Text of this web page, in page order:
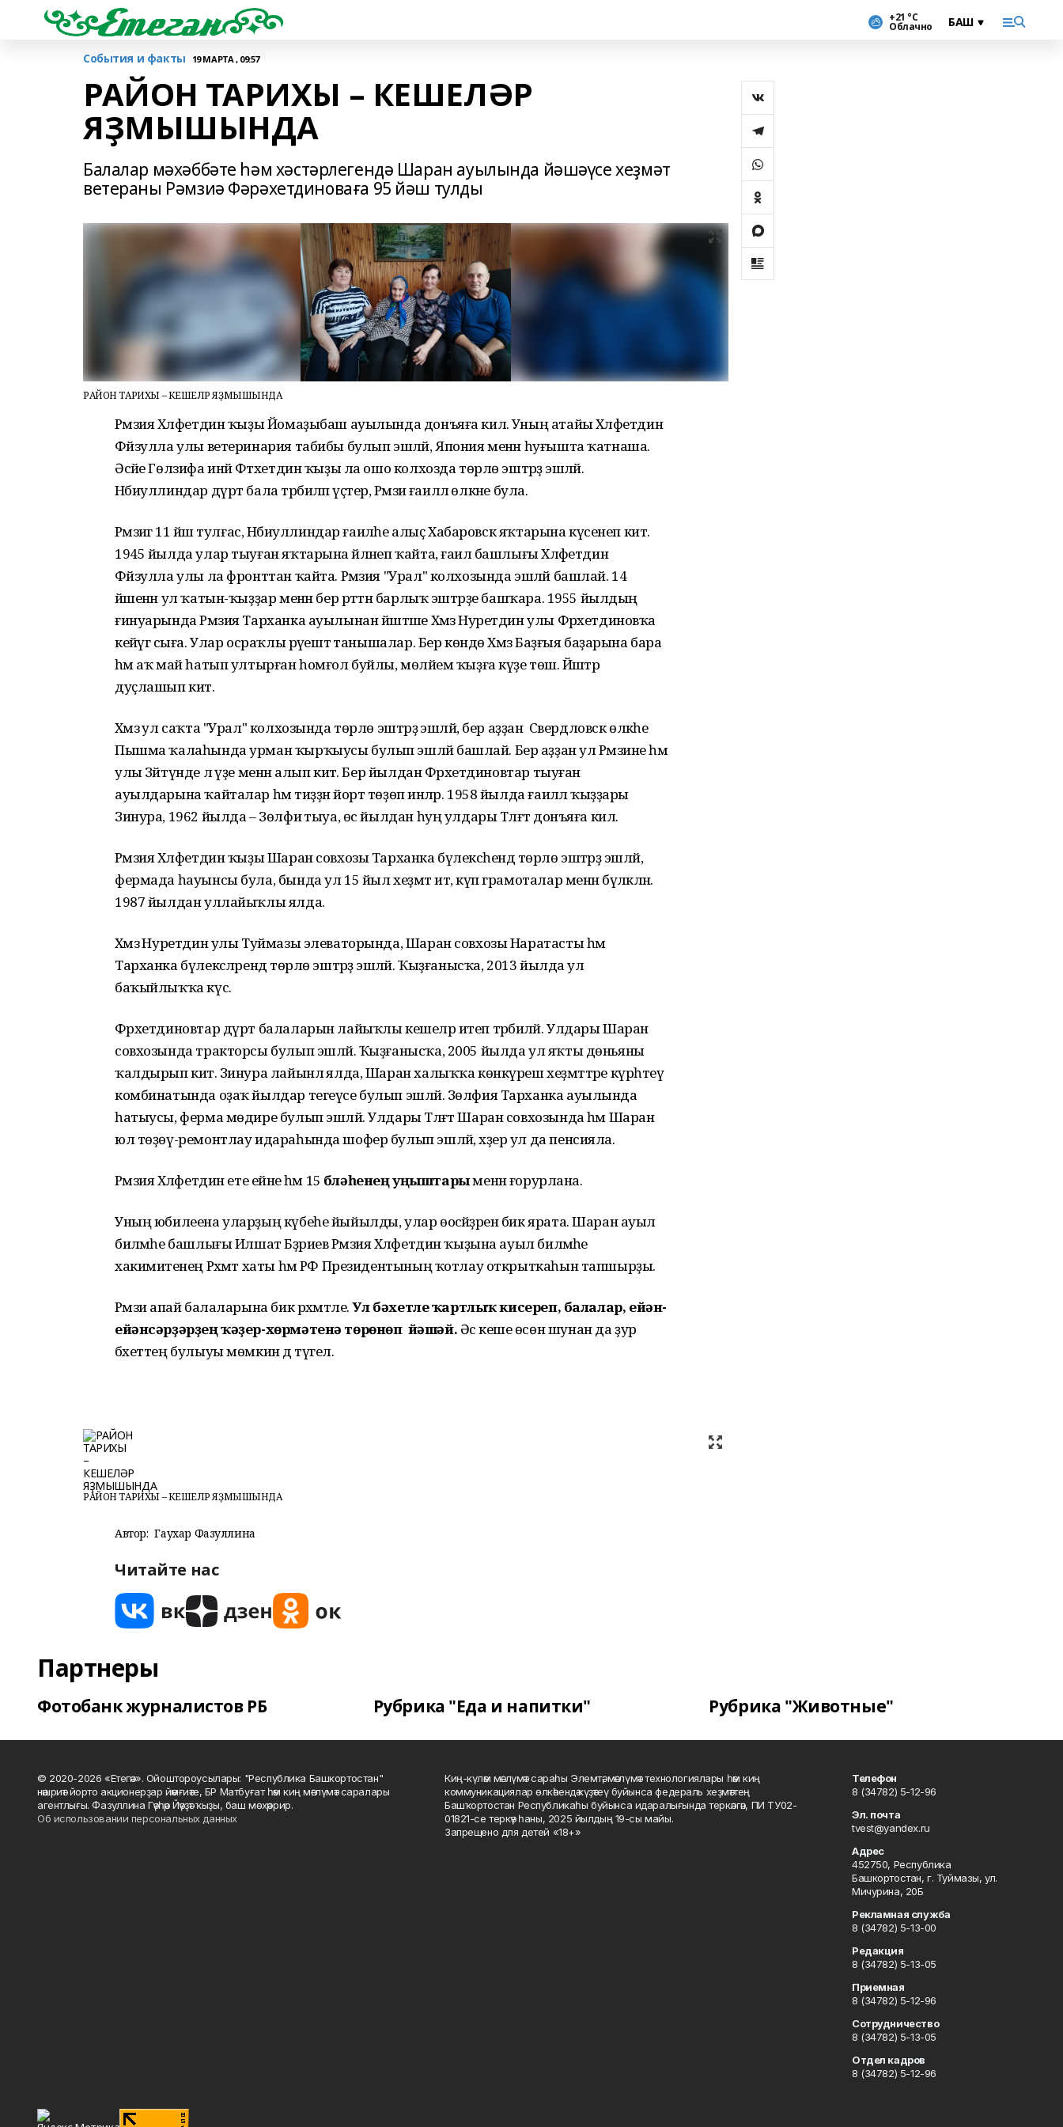
+21 °С
Облачно
События и факты 19 МАРТА , 09:57
РАЙОН ТАРИХЫ – КЕШЕЛӘР
ЯҘМЫШЫНДА
Балалар мәхәббәте һәм хәстәрлегендә Шаран ауылында йәшәүсе хеҙмәт
ветераны Рәмзиә Фәрәхетдиноваға 95 йәш тулды
РАЙОН ТАРИХЫ – КЕШЕЛӘР ЯҘМЫШЫНДА
Рәмзия Хәлфетдин ҡыҙы Йомаҙыбаш ауылында донъяға килә. Уның атайы Хәләфетдин
Фәйзулла улы ветеринария табибы булып эшләй, Япония менән һуғышта ҡатнаша.
Әсәйе Гөлзифа инәй Фәтхетдин ҡыҙы ла ошо колхозда төрлө эштәрҙә эшләй.
Нәбиуллиндар дүрт бала тәрбиәләп үҫтерә, Рәмзиә ғаиләлә өлкәне була.
Рәмзиәгә 11 йәш тулғас, Нәбиуллиндар ғаиләһе алыҫ Хабаровск яҡтарына күсенеп китә.
1945 йылда улар тыуған яҡтарына әйләнеп ҡайта, ғаилә башлығы Хәләфетдин
Фәйзулла улы ла фронттан ҡайта. Рәмзия "Урал" колхозында эшләй башлай. 14
йәшенән ул ҡатын-ҡыҙҙар менән бер рәттән барлыҡ эштәрҙе башҡара. 1955 йылдың
ғинуарында Рәмзия Тарханка ауылынан йәштәше Хәмзә Нуретдин улы Фәрхетдиновҡа
кейәүгә сыға. Улар осраҡлы рәүештә танышалар. Бер көндө Хәмзә Баҙғыя баҙарына бара
һәм аҡ май һатып ултырған һомғол буйлы, мөләйем ҡыҙға күҙе төшә. Йәштәр
дуҫлашып китә.
Хәмзә ул саҡта "Урал" колхозында төрлө эштәрҙә эшләй, бер аҙҙан Свердловск өлкәһе
Пышма ҡалаһында урман ҡырҡыусы булып эшләй башлай. Бер аҙҙан ул Рәмзиәне һәм
улы Зәйтүнде лә үҙе менән алып китә. Бер йылдан Фәрхетдиновтар тыуған
ауылдарына ҡайталар һәм тиҙҙән йорт төҙөп инәләр. 1958 йылда ғаиләлә ҡыҙҙары
Зинура, 1962 йылда – Зөлфиә тыуа, өс йылдан һуң улдары Тәлғәт донъяға килә.
Рәмзия Хәлфетдин ҡыҙы Шаран совхозы Тарханка бүлексәһендә төрлө эштәрҙә эшләй,
фермада һауынсы була, бында ул 15 йыл хеҙмәт итә, күп грамоталар менән бүләкләнә.
1987 йылдан уллайыҡлы ялда.
Хәмзә Нуретдин улы Туймазы элеваторында, Шаран совхозы Наратасты һәм
Тарханка бүлексәләрендә төрлө эштәрҙә эшләй. Ҡыҙғанысҡа, 2013 йылда ул
баҡыйлыҡҡа күсә.
Фәрхетдиновтар дүрт балаларын лайыҡлы кешеләр итеп тәрбиәләй. Улдары Шаран
совхозында тракторсы булып эшләй. Ҡыҙғанысҡа, 2005 йылда ул яҡты дөньяны
ҡалдырып китә. Зинура лайынлә ялда, Шаран халыҡҡа көнкүреш хеҙмәттәре күрһәтеү
комбинатында оҙаҡ йылдар тегеүсе булып эшләй. Зөлфия Тарханка ауылында
һатыусы, ферма мөдире булып эшләй. Улдары Тәлғәт Шаран совхозында һәм Шаран
юл төҙөү-ремонтлау идараһында шофер булып эшләй, хәҙер ул да пенсияла.
Рәмзия Хәләфетдин ете ейәне һәм 15 бүләһенеңуңыштарыменән ғорурлана.
Уның юбилеена уларҙың күбеһе йыйылды, улар өоәсәйҙәрен бик ярата. Шаран ауыл
биләмәһе башлығы Илшат Бәҙриев Рәмзия Хәләфетдин ҡыҙына ауыл биләмәһе
хакимиәтенең Рәхмәт хаты һәм РФ Президентының ҡотлау открыткаһын тапшырҙы.
Рәмзиә апай балаларына бик рәхмәтле.Ул бәхетле ҡартлыҡ кисереп, балалар, ейән-
ейәнсәрҙәрҙең ҡәҙер-хөрмәтенә төрөнөп йәшәй. Әсә кеше өсөн шунан да ҙур
бәхеттең булыуы мөмкин дә түгел.
РАЙОН ТАРИХЫ – КЕШЕЛӘР ЯҘМЫШЫНДА
Автор: Гаухар Фазуллина
Читайте нас
Партнеры
Фотобанк журналистов РБ Рубрика "Еда и напитки" Рубрика "Животные"
© 2020-2026 «Етегән». Ойоштороусылары: "Республика Башкортостан"
нәшриәт йорто акционерҙар йәмғиәте, БР Матбуғат һәм киң мәғлүмәт саралары
агентлығы. Фазуллина Гәүһәр Йәүҙәт ҡыҙы, баш мөхәррир.
Об использовании персональных данных
Киң-күләм мәғлүмәт сараһы Элемтә, мәғлүмәт технологиялары һәм киң
коммуникациялар өлкәһендә күҙәтеү буйынса федераль хеҙмәттең
Башҡортостан Республикаһы буйынса идаралығында теркәлгән, ПИ ТУ02-
01821-се теркәү һаны, 2025 йылдың 19-сы майы.
Запрещено для детей «18+»
Телефон
8 (34782) 5-12-96
Эл. почта
tvest@yandex.ru
Адрес
452750, Республика
Башкортостан, г. Туймазы, ул.
Мичурина, 20Б
Рекламная служба
8 (34782) 5-13-00
Редакция
8 (34782) 5-13-05
Приемная
8 (34782) 5-12-96
Сотрудничество
8 (34782) 5-13-05
Отдел кадров
8 (34782) 5-12-96